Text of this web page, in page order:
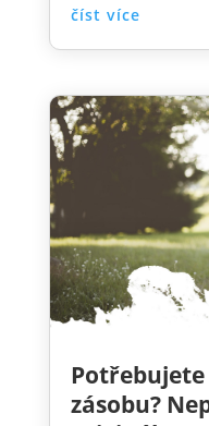
číst více
zásobu?